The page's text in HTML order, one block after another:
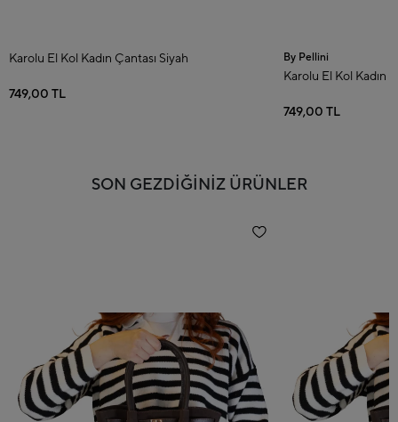
Karolu El Kol Kadın Çantası Siyah
749,00 TL
By Pellini
Karolu El Kol Kadın
749,00 TL
SON GEZDİĞİNİZ ÜRÜNLER